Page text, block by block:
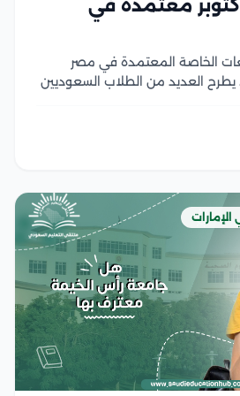
جامعة 6 أكتوبر معتمدة في
الخاصة المعتمدة في مصر
يطرح العديد من الطلاب السعوديين
في أسواق العمل العالمية،...